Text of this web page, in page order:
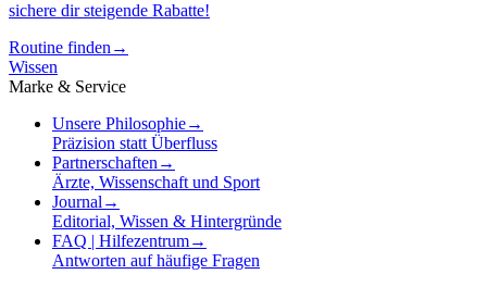
sichere dir steigende Rabatte!
Routine finden→
Wissen
Marke & Service
Unsere Philosophie→
Präzision statt Überfluss
Partnerschaften→
Ärzte, Wissenschaft und Sport
Journal→
Editorial, Wissen & Hintergründe
FAQ | Hilfezentrum→
Antworten auf häufige Fragen